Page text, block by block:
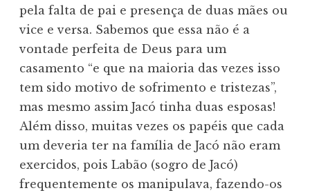
pela falta de pai e presença de duas mães ou
vice e versa. Sabemos que essa não é a
vontade perfeita de Deus para um
casamento “e que na maioria das vezes isso
tem sido motivo de sofrimento e tristezas”,
mas mesmo assim Jacó tinha duas esposas!
Além disso, muitas vezes os papéis que cada
um deveria ter na família de Jacó não eram
exercidos, pois Labão (sogro de Jacó)
frequentemente os manipulava, fazendo-os